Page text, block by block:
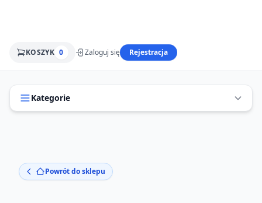
KOSZYK 0 Zaloguj się Rejestracja
Kategorie
Powrót do sklepu